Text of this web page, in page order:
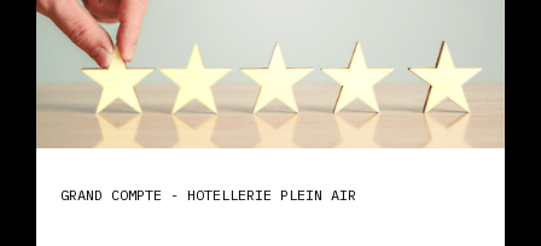
GRAND COMPTE - HOTELLERIE PLEIN AIR